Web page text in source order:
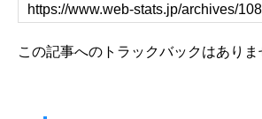
この記事へのトラックバックはありま